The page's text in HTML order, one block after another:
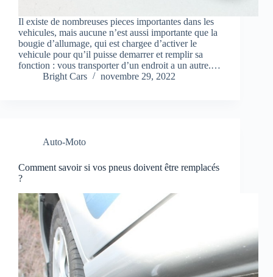
Il existe de nombreuses pieces importantes dans les
vehicules, mais aucune n’est aussi importante que la
bougie d’allumage, qui est chargee d’activer le
vehicule pour qu’il puisse demarrer et remplir sa
fonction : vous transporter d’un endroit a un autre.…
Bright Cars
novembre 29, 2022
Auto-Moto
Comment savoir si vos pneus doivent être remplacés
?